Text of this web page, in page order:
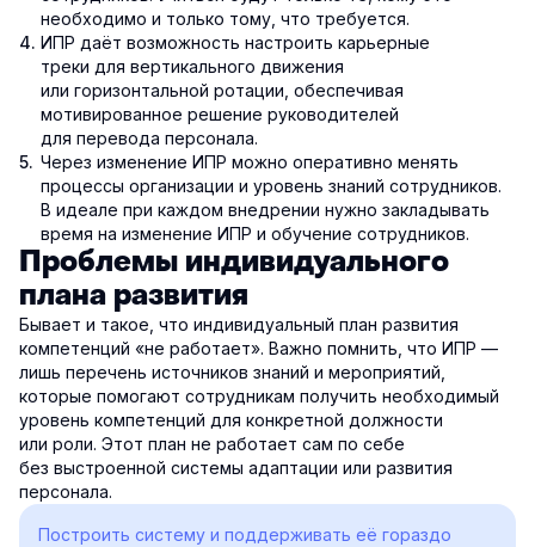
необходимо и только тому, что требуется.
ИПР даёт возможность настроить карьерные
треки для вертикального движения
или горизонтальной ротации, обеспечивая
мотивированное решение руководителей
для перевода персонала.
Через изменение ИПР можно оперативно менять
процессы организации и уровень знаний сотрудников.
В идеале при каждом внедрении нужно закладывать
время на изменение ИПР и обучение сотрудников.
Проблемы индивидуального
плана развития
Бывает и такое, что индивидуальный план развития
компетенций «не работает». Важно помнить, что ИПР —
лишь перечень источников знаний и мероприятий,
которые помогают сотрудникам получить необходимый
уровень компетенций для конкретной должности
или роли. Этот план не работает сам по себе
без выстроенной системы адаптации или развития
персонала.
Построить систему и поддерживать её гораздо